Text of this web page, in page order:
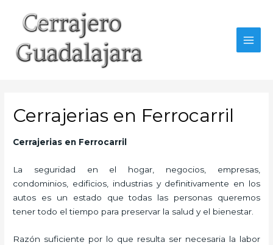
contenido
Cerrajerias en Ferrocarril
Cerrajerias en Ferrocarril
La seguridad en el hogar, negocios, empresas,
condominios, edificios, industrias y definitivamente en los
autos es un estado que todas las personas queremos
tener todo el tiempo para preservar la salud y el bienestar.
Razón suficiente por lo que resulta ser necesaria la labor